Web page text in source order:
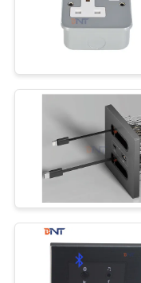
PRIVACY
POLICY